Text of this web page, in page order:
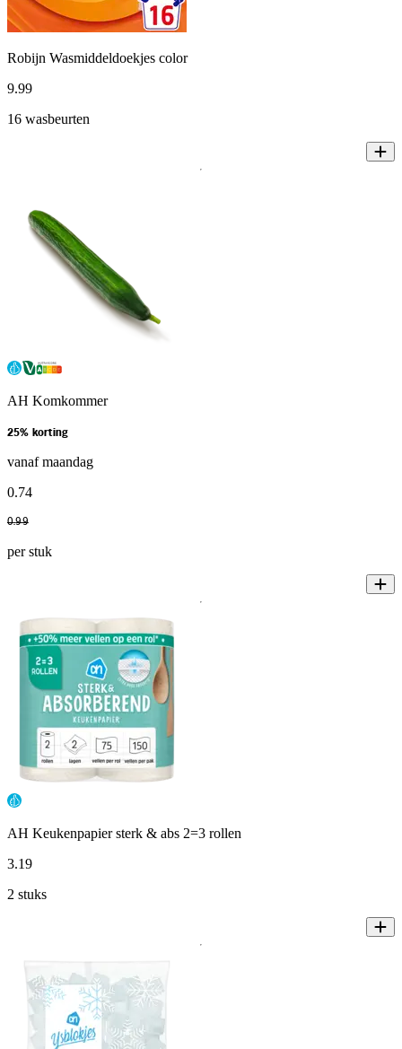
Robijn Wasmiddeldoekjes color
9.99
16 wasbeurten
AH Komkommer
25% korting
vanaf maandag
0.74
0.99
per stuk
AH Keukenpapier sterk & abs 2=3 rollen
3.19
2 stuks